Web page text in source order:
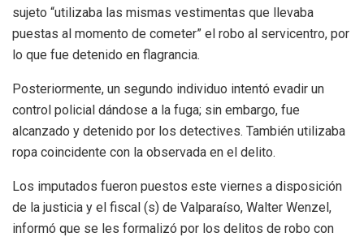
sujeto “utilizaba las mismas vestimentas que llevaba
puestas al momento de cometer” el robo al servicentro, por
lo que fue detenido en flagrancia.
Posteriormente, un segundo individuo intentó evadir un
control policial dándose a la fuga; sin embargo, fue
alcanzado y detenido por los detectives. También utilizaba
ropa coincidente con la observada en el delito.
Los imputados fueron puestos este viernes a disposición
de la justicia y el fiscal (s) de Valparaíso, Walter Wenzel,
informó que se les formalizó por los delitos de robo con